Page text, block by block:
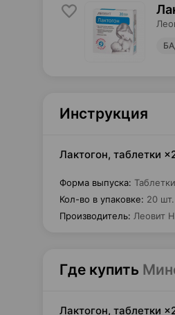
Инструкция
Лактогон, таблетки
Форма выпуска: Таблетки
Кол-во в упаковке: 20 шт.
Производитель: Леовит
Где купить
Лактогон, таблетки